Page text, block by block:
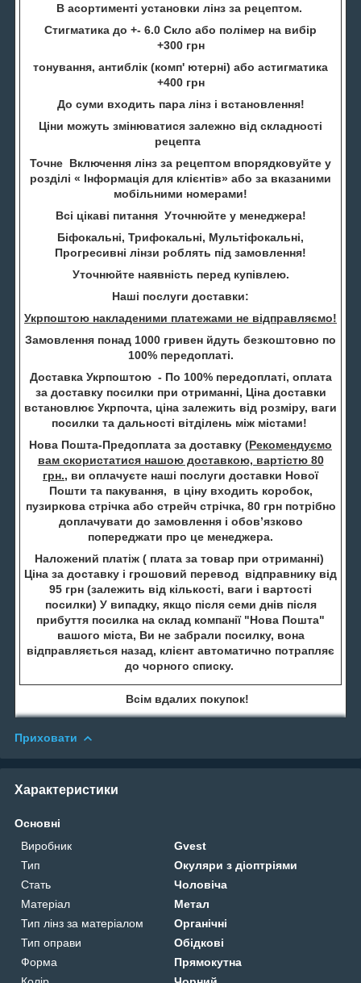
В асортименті установки лінз за рецептом.
Стигматика до +- 6.0 Скло або полімер на вибір
+300 грн
тонування, антиблік (комп' ютерні) або астигматика
+400 грн
До суми входить пара лінз і встановлення!
Ціни можуть змінюватися залежно від складності
рецепта
Точне Включення лінз за рецептом впорядковуйте у
розділі « Інформація для клієнтів» або за вказаними
мобільними номерами!
Всі цікаві питання Уточнюйте у менеджера!
Біфокальні, Трифокальні, Мультіфокальні,
Прогресивні лінзи роблять під замовлення!
Уточнюйте наявність перед купівлею.
Наші послуги доставки:
Укрпоштою накладеними платежами не відправляємо!
Замовлення понад 1000 гривен йдуть безкоштовно по
100% передоплаті.
Доставка Укрпоштою - По 100% передоплаті, оплата
за доставку посилки при отриманні, Ціна доставки
встановлює Укрпочта, ціна залежить від розміру, ваги
посилки та дальності вітділень між містами!
Нова Пошта-Предоплата за доставку (Рекомендуємо
вам скористатися нашою доставкою, вартістю 80
грн., ви оплачуєте наші послуги доставки Нової
Пошти та пакування, в ціну входить коробок,
пузиркова стрічка або стрейч стрічка, 80 грн потрібно
доплачувати до замовлення і обов’язково
попереджати про це менеджера.
Наложений платіж ( плата за товар при отриманні)
Ціна за доставку і грошовий перевод відправнику від
95 грн (залежить від кількості, ваги і вартості
посилки) У випадку, якщо після семи днів після
прибуття посилка на склад компанії "Нова Пошта"
вашого міста, Ви не забрали посилку, вона
відправляється назад, клієнт автоматично потрапляє
до чорного списку.
Всім вдалих покупок!
Приховати
Характеристики
Основні
Виробник
Gvest
Тип
Окуляри з діоптріями
Стать
Чоловіча
Матеріал
Метал
Тип лінз за матеріалом
Органічні
Тип оправи
Обідкові
Форма
Прямокутна